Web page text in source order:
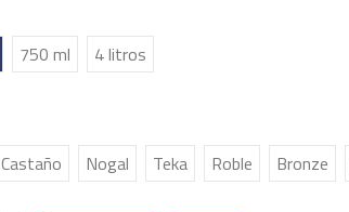
750 ml 4 litros
Castaño Nogal Teka Roble Bronze